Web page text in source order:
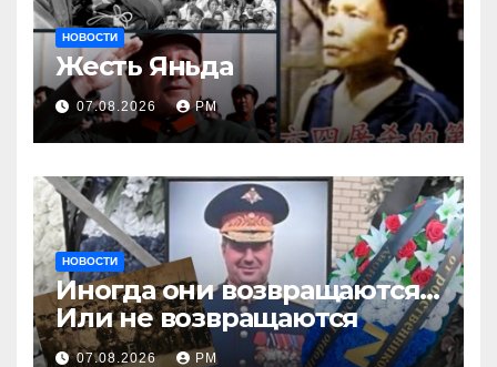
НОВОСТИ
Жесть Яньда
07.08.2026 РМ
НОВОСТИ
Иногда они возвращаются…
Или не возвращаются
07.08.2026 РМ